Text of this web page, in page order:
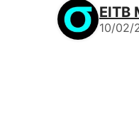
EITB
10/02/